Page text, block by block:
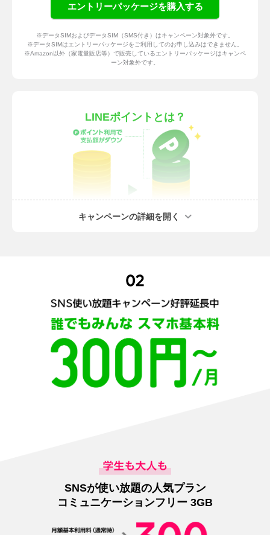
エントリーパッケージを購入する
※データSIMおよびデータSIM（SMS付き）はキャンペーン対象外です。
※データSIMはエントリーパッケージをご利用してのお申し込みはできません。
※Amazon以外（家電量販店等）で販売しているエントリーパッケージはキャンペ
ーン対象外です。
LINEポイントとは？
※「LINE Pay」の現金化（出金機能）を利用するには、LINE Moneyアカウント
ウント利用規約をご確認ください。
キャンペーンの詳細を開く
SNSが使い放題の人気プラン
コミュニケーションフリー 3GB